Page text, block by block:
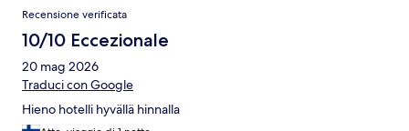
Recensione verificata
10/10 Eccezionale
20 mag 2026
Traduci con Google
Hieno hotelli hyvällä hinnalla